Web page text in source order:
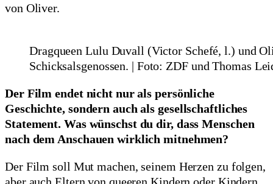
von Oliver.
Dragqueen Lulu Duvall (Victor Schefé, l.) und
Schicksalsgenossen. | Foto: ZDF und Thomas
Der Film endet nicht nur als persönliche
Geschichte, sondern auch als gesellschaftliches
Statement. Was wünschst du dir, dass Menschen
nach dem Anschauen wirklich mitnehmen?
Der Film soll Mut machen, seinem Herzen zu folgen,